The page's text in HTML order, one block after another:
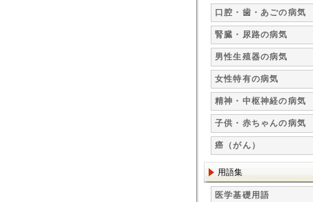
口腔・歯・あごの病気
腎臓・尿路の病気
男性生殖器の病気
女性特有の病気
精神・中枢神経の病気
子供・赤ちゃんの病気
癌（がん）
用語集
医学基礎用語